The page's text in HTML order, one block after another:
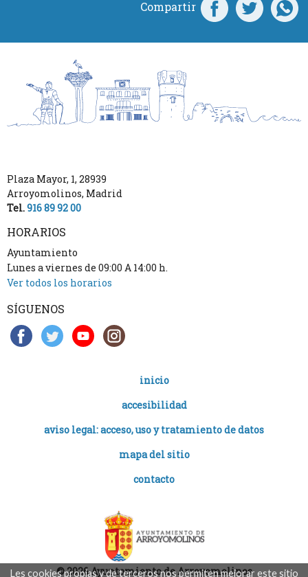
Les cookies propias y de terceros nos permiten mejorar este sitio
Compartir
Plaza Mayor, 1, 28939
Arroyomolinos, Madrid
Tel.916 89 92 00
HORARIOS
Ayuntamiento
Lunes a viernes de 09:00 A 14:00 h.
Ver todos los horarios
SÍGUENOS
inicio
accesibilidad
aviso legal: acceso, uso y tratamiento de datos
mapa del sitio
contacto
© 2026 Ayuntamiento de Arroyomolinos